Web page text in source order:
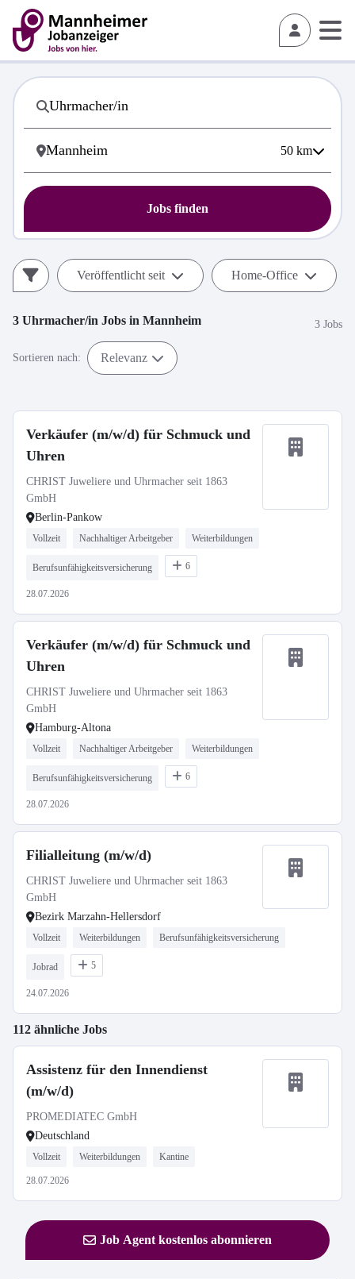
50 km
Jobs finden
Veröffentlicht seit Home-Office
3 Uhrmacher/in Jobs in Mannheim 3 Jobs
Sortieren nach: Relevanz
Verkäufer (m/w/d) für Schmuck und
Uhren
CHRIST Juweliere und Uhrmacher seit 1863
GmbH
Berlin-Pankow
Vollzeit Nachhaltiger Arbeitgeber Weiterbildungen
Berufsunfähigkeitsversicherung 6
28.07.2026
Verkäufer (m/w/d) für Schmuck und
Uhren
CHRIST Juweliere und Uhrmacher seit 1863
GmbH
Hamburg-Altona
Vollzeit Nachhaltiger Arbeitgeber Weiterbildungen
Berufsunfähigkeitsversicherung 6
28.07.2026
Filialleitung (m/w/d)
CHRIST Juweliere und Uhrmacher seit 1863
GmbH
Bezirk Marzahn-Hellersdorf
Vollzeit Weiterbildungen Berufsunfähigkeitsversicherung
Jobrad 5
24.07.2026
112 ähnliche Jobs
Assistenz für den Innendienst
(m/w/d)
PROMEDIATEC GmbH
Deutschland
Vollzeit Weiterbildungen Kantine
28.07.2026
Job Agent kostenlos abonnieren